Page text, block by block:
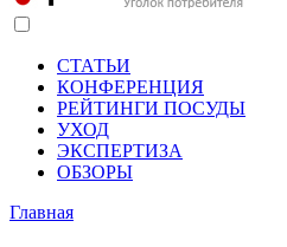
СТАТЬИ
КОНФЕРЕНЦИЯ
РЕЙТИНГИ ПОСУДЫ
УХОД
ЭКСПЕРТИЗА
ОБЗОРЫ
Главная